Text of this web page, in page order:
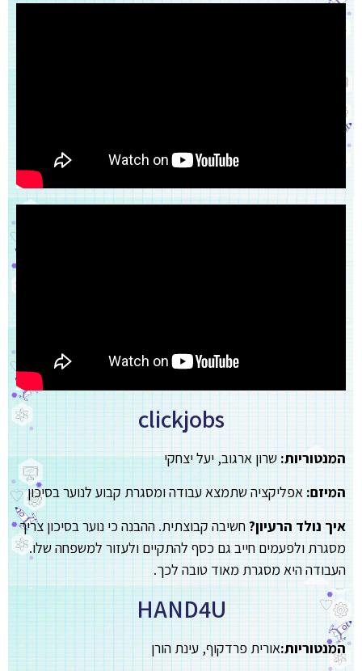
clickjobs
המנטוריות: שרון ארגוב, יעל יצחקי
המיזם: אפליקציה שתמצא עבודה ומסגרת קבוע לנוער בסיכון
איך נולד הרעיון?חשיבה קבוצתית. ההבנה כי נוער בסיכון צריך
מסגרת ולפעמים חייב גם כסף להתקיים ולעזור למשפחה שלו.
העבודה היא מסגרת מאוד טובה לכך.
HAND4U
המנטוריות:אורית פרדקוף, עינת הורן